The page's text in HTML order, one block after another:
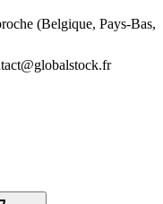
(Belgique, Pays-Bas,